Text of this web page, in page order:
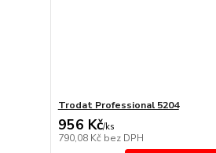
Trodat Professional 5204
956 Kč/ks
790,08 Kč bez DPH